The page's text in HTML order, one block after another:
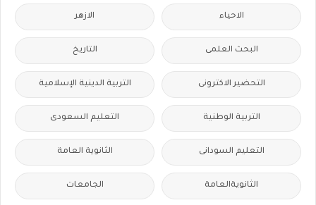
الاحياء الازهر
البحث العلمى التاريخ
التحضير الاكترونى التربية الدينية الإسلامية
التربية الوطنية التعليم السعودى
التعليم السودانى الثانوية العامة
الثانويةالعامة الجامعات